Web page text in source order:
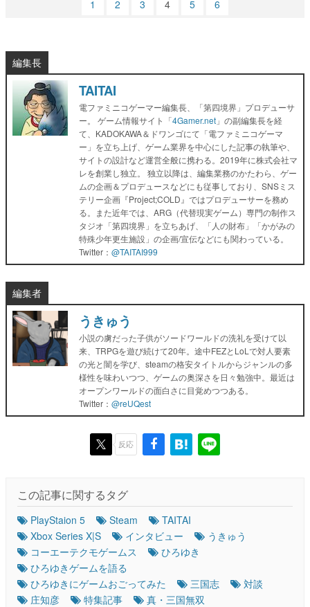
1 2 3 4 5 6
編集長
TAITAI
電ファミニコゲーマー編集長、「第四境界」プロデューサ
ー。 ゲーム情報サイト「4Gamer.net 」の副編集長を経
て、KADOKAWA＆ドワンゴにて「電ファミニコゲーマ
ー」を立ち上げ、ゲーム業界を中心にした記事の執筆や、
サイトの設計など運営全般に携わる。2019年に株式会社マ
レを創業し独立。 独立以降は、編集業務のかたわら、ゲー
ムの企画＆プロデュースなどにも従事しており、SNSミス
テリー企画『Project;COLD』ではプロデューサーを務め
る。また近年では、ARG（代替現実ゲーム）専門の制作ス
タジオ「第四境界」を立ちあげ、「人の財布」「かがみの
特殊少年更生施設」の企画/宣伝などにも関わっている。
Twitter： @TAITAI999
編集者
うきゅう
小説の虜だった子供がソードワールドの洗礼を受けて以
来、TRPGを遊び続けて20年。途中FEZとLoLで対人要素
の光と闇を学び、steamの格安タイトルからジャンルの多
様性を味わいつつ、ゲームの奥深さを日々勉強中。最近は
オープンワールドの面白さに目覚めつつある。
Twitter： @reUQest
反応
この記事に関するタグ
PlayStaion 5 Steam
TAITAI
Xbox Series X|S
インタビュー
うきゅう
コーエーテクモゲームス
ひろゆき
ひろゆきゲームを語る
ひろゆきにゲームおごってみた
三国志
対談
庄知彦
特集記事
真・三国無双